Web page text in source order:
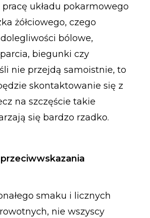
pracę układu pokarmowego
żółciowego, czego
bólowe,
biegunki czy
nie przejdą samoistnie, to
skontaktowanie się z
na szczęście takie
się bardzo rzadko.
smaku i licznych
nie wszyscy